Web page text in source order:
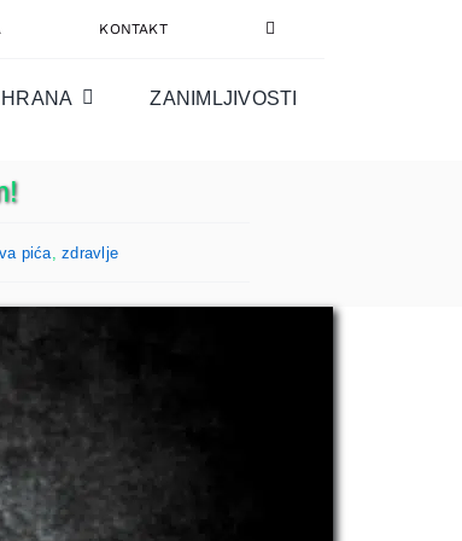
KONTAKT
ZANIMLJIVOSTI
pića ,zdravlje